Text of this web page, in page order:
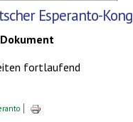
Esperanto-
fortlaufend